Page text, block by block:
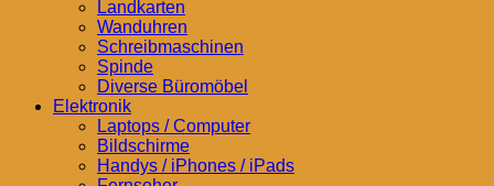
Landkarten
Wanduhren
Schreibmaschinen
Spinde
Diverse Büromöbel
Elektronik
Laptops / Computer
Bildschirme
Handys / iPhones / iPads